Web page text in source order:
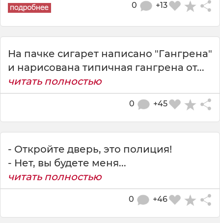
+13
0
На пачке сигарет написано "Гангрена"
и нарисована типичная гангрена от...
читать полностью
+45
0
- Откройте дверь, это полиция!
- Нет, вы будете меня...
читать полностью
+46
0